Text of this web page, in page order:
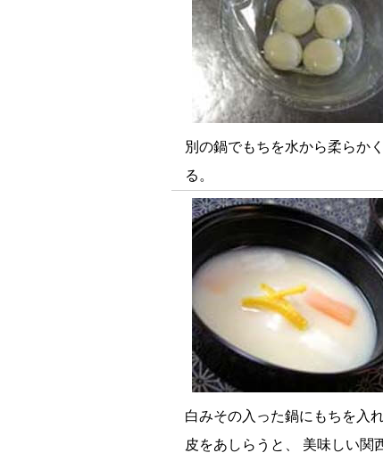
別の鍋でもちを水から柔らか
る。
白みその入った鍋にもちを入
皮をあしらうと、 美味しい関